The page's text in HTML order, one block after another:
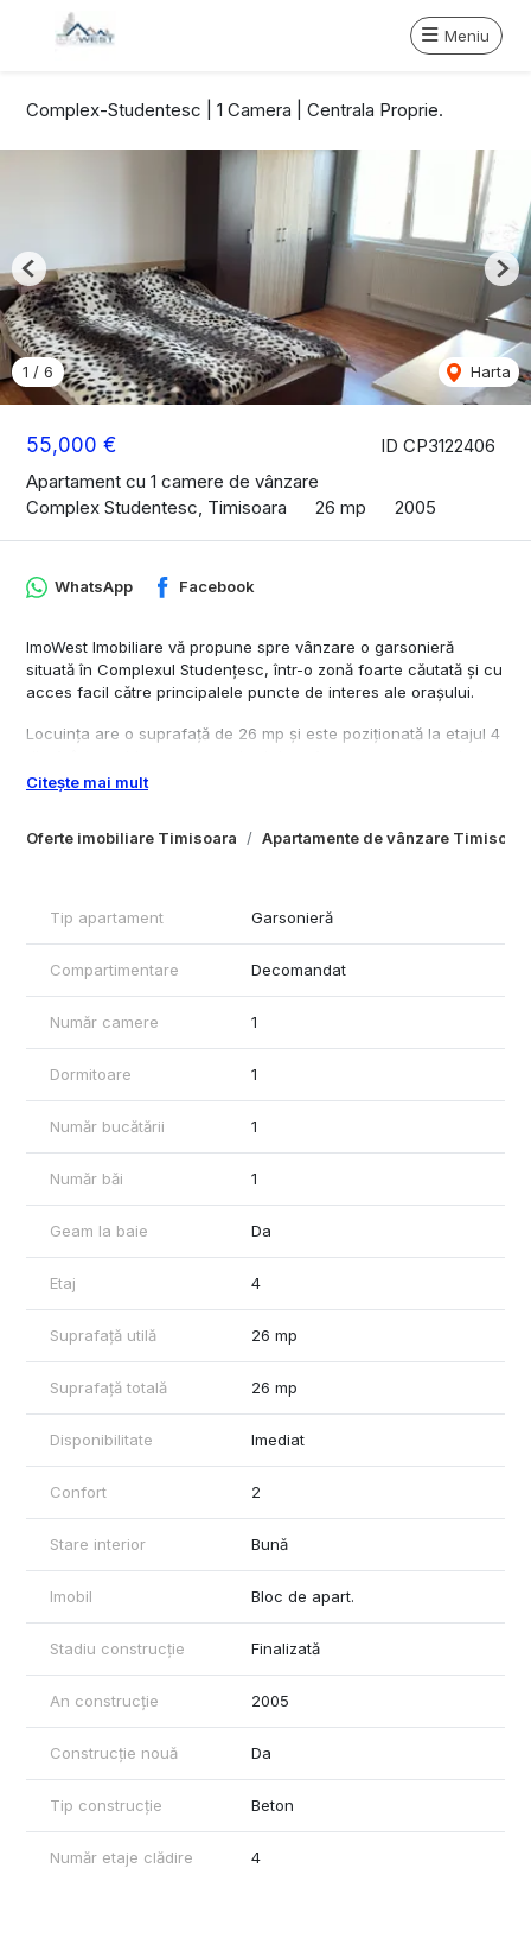
Meniu
Complex-Studentesc | 1 Camera | Centrala Proprie.
ID CP3122406
55,000 €
Apartament cu 1 camere de vânzare
Complex Studentesc, Timisoara
26 mp 2005
1 / 6 Harta
Previous
Oferte imobiliare Timisoara Apartamente de vânzare Timisoara
WhatsApp Facebook
ImoWest Imobiliare vă propune spre vânzare o garsonieră
situată în Complexul Studențesc, într-o zonă foarte căutată și cu
acces facil către principalele puncte de interes ale orașului.
Locuința are o suprafață de 26 mp și este poziționată la etajul 4
oferind mai multă liniște și confort.
termic și se vinde complet mobilată și utilată, fiind pregătită
Este ideală atât pentru locuit, cât și ca investiție, datorită
amplasării excelente în apropierea universităților și a punctelor
închiriere.
Preț de vânzare: 55.000 Euro.
Citește mai mult
Tip apartament Garsonieră
Compartimentare Decomandat
Număr camere 1
Dormitoare 1
Număr bucătării 1
Număr băi 1
Geam la baie Da
Etaj 4
Suprafață utilă 26 mp
Suprafață totală 26 mp
Disponibilitate Imediat
Confort 2
Stare interior Bună
Imobil Bloc de apart.
Stadiu construcție Finalizată
An construcție 2005
Construcție nouă Da
Tip construcție Beton
Număr etaje clădire 4